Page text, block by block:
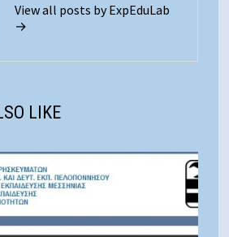
View all posts by ExpEduLab
→
LIKE